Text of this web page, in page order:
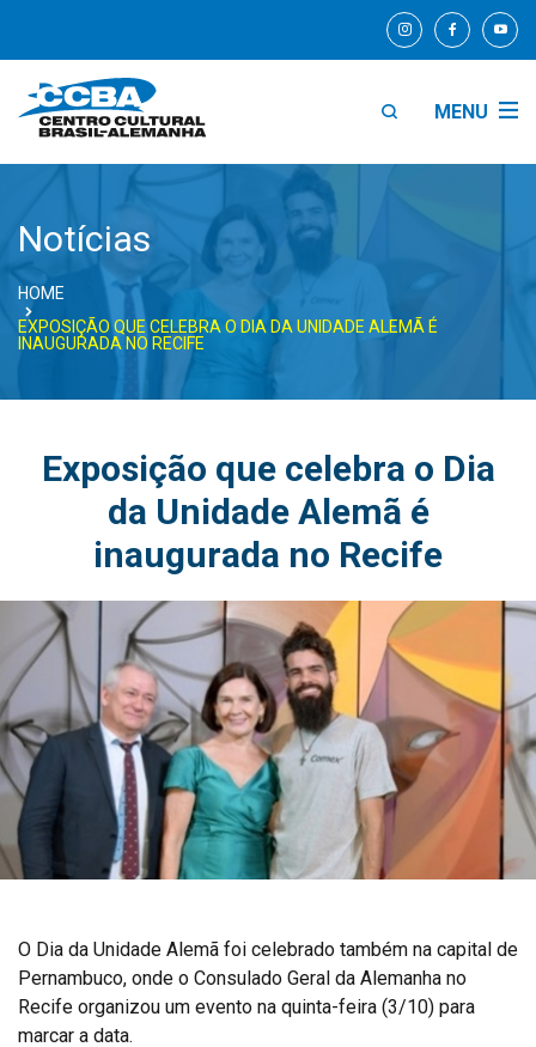
MENU
Notícias
HOME
EXPOSIÇÃO QUE CELEBRA O DIA DA UNIDADE ALEMÃ É
INAUGURADA NO RECIFE
Exposição que celebra o Dia
da Unidade Alemã é
inaugurada no Recife
O Dia da Unidade Alemã foi celebrado também na capital de
Pernambuco, onde o Consulado Geral da Alemanha no
Recife organizou um evento na quinta-feira (3/10) para
marcar a data.